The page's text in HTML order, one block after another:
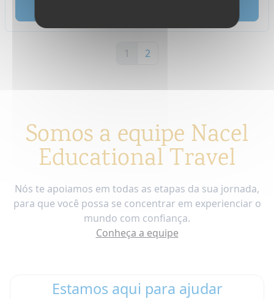
1 2
Somos a equipe Nacel
Educational Travel
Nós te apoiamos em todas as etapas da sua jornada,
para que você possa se concentrar em experienciar o
mundo com confiança.
Conheça a equipe
Estamos aqui para ajudar